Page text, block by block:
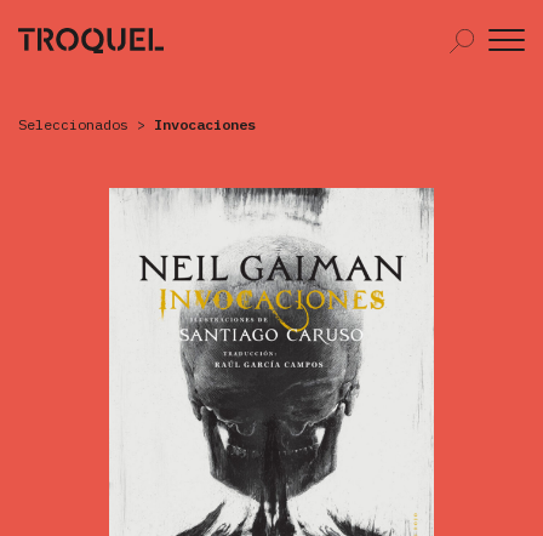
Seleccionados > Invocaciones